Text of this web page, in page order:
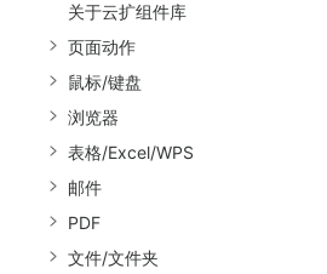
关于云扩组件库
页面动作
鼠标/键盘
浏览器
表格/Excel/WPS
邮件
PDF
文件/文件夹